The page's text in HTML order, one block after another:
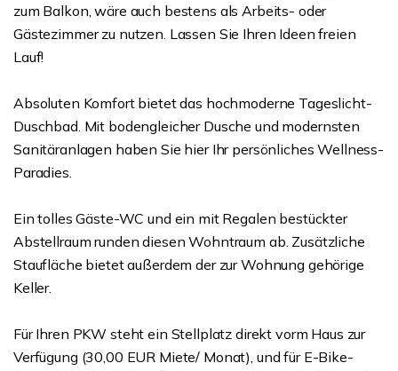
zum Balkon, wäre auch bestens als Arbeits- oder
Gästezimmer zu nutzen. Lassen Sie Ihren Ideen freien
Lauf!
Absoluten Komfort bietet das hochmoderne Tageslicht-
Duschbad. Mit bodengleicher Dusche und modernsten
Sanitäranlagen haben Sie hier Ihr persönliches Wellness-
Paradies.
Ein tolles Gäste-WC und ein mit Regalen bestückter
Abstellraum runden diesen Wohntraum ab. Zusätzliche
Staufläche bietet außerdem der zur Wohnung gehörige
Keller.
Für Ihren PKW steht ein Stellplatz direkt vorm Haus zur
Verfügung (30,00 EUR Miete/ Monat), und für E-Bike-